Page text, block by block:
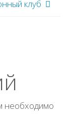
клуб
необходимо